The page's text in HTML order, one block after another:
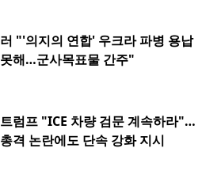
러 "'의지의 연합' 우크라 파병 용납
못해…군사목표물 간주"
트럼프 "ICE 차량 검문 계속하라"…
총격 논란에도 단속 강화 지시